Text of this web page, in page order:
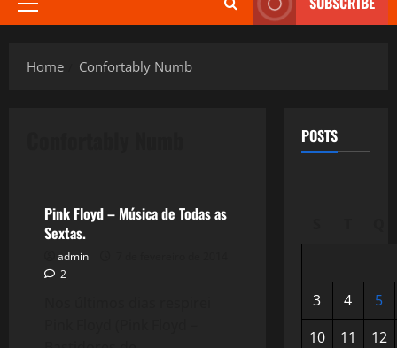
Primary
Home Confortably Numb
Pink Floyd – Música de Todas as
Sextas.
admin
2
POSTS
3 4
5
10
11
12